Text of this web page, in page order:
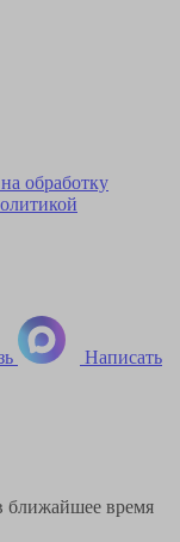
обработку
Написать
ближайшее время